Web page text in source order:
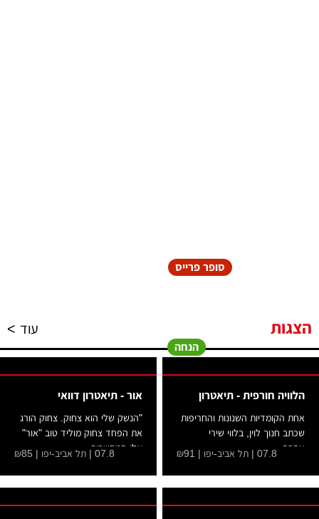
הצגות עוד >
סופר פרייס
הנחה
הלוויה חורפית - תיאטרון
אחת הקומדיות השנונות והחריפות
שכתב חנוך לוין, בלווי שירי
אהבה...07.8 | תל אביב-יפו | ₪91
אור - תיאטרון דוואי
"הנשק שלי הוא צחוק. צחוק הורג
את הפחד צחוק מוליד טוב "אור"
אלו המחשבות...
07.8 | תל אביב-יפו | ₪85